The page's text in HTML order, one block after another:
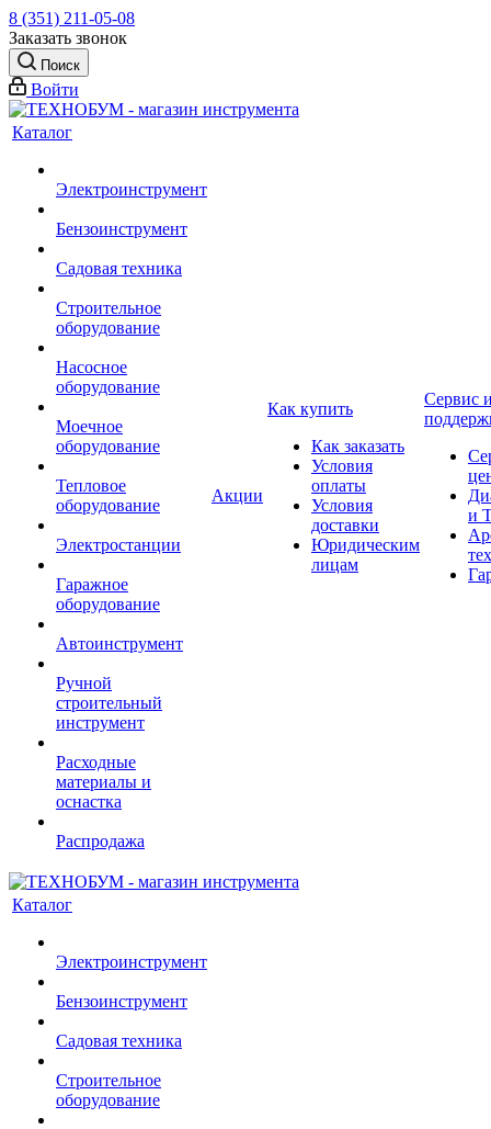
8 (351) 211-05-08
Заказать звонок
Поиск
Войти
Каталог
Электроинструмент
Бензоинструмент
Садовая техника
Строительное
оборудование
Насосное
оборудование
Моечное
оборудование
Тепловое
оборудование
Электростанции
Гаражное
оборудование
Автоинструмент
Ручной
строительный
инструмент
Расходные
материалы и
оснастка
Распродажа
Акции
Как купить
Как заказать
Условия
оплаты
Условия
доставки
Юридическим
лицам
Сервис
и
Каталог
Электроинструмент
Бензоинструмент
Садовая техника
Строительное
оборудование